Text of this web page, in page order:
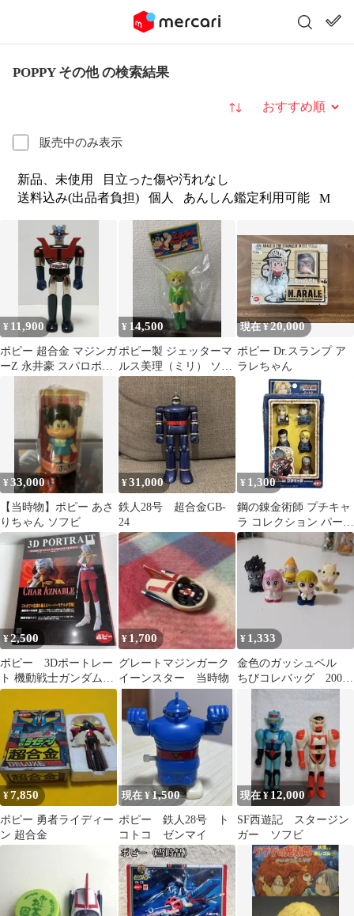
POPPY その他 の検索結果
販売中のみ表示
並び替え
新品、未使用
目立った傷や汚れなし
送料込み(出品者負担)
個人 あんしん鑑定利用可能 M
¥ 11,900
ポピー 超合金 マジンガ
ーZ 永井豪 スパロボ復
¥ 14,500
ポピー製 ジェッターマ
ルス美理（ミリ） ソフ
ビ
現在 ¥20,000
ポピー Dr.スランプ ア
ラレちゃん
¥33,000
【当時物】ポピー あさ
りちゃん ソフビ
¥31,000
鉄人28号 超合金GB-
24
¥ 1,300
鋼の錬金術師 プチキャ
ラ コレクション パート
2 ポピー
¥2,500
ポピー 3Dポートレー
ト 機動戦士ガンダム
シャア・アズナブル
ペーパーモデル
¥ 1,700
グレートマジンガーク
イーンスター 当時物
¥ 1,333
金色のガッシュベル
ちびコレバッグ 2003
人形 5体
¥7,850
ポピー 勇者ライディー
ン 超合金
現在 ¥1,500
ポピー 鉄人28号 ト
コトコ ゼンマイ
現在 ¥12,000
SF西遊記 スタージン
ガー ソフビ